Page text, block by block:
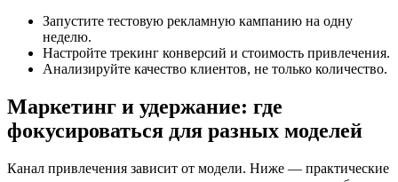
Запустите тестовую рекламную кампанию на одну
неделю.
Настройте трекинг конверсий и стоимость привлечения.
Анализируйте качество клиентов, не только количество.
Маркетинг и удержание: где
фокусироваться для разных моделей
Канал привлечения зависит от модели. Ниже — практические